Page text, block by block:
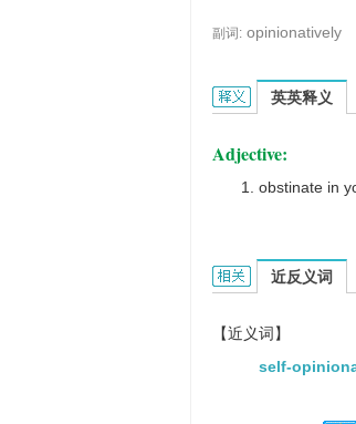
副词: opinionatively
opinionative的英文
英英释义
Adjective:
obstinate in
opinionative的相关
近反义词
【近义词】
self-